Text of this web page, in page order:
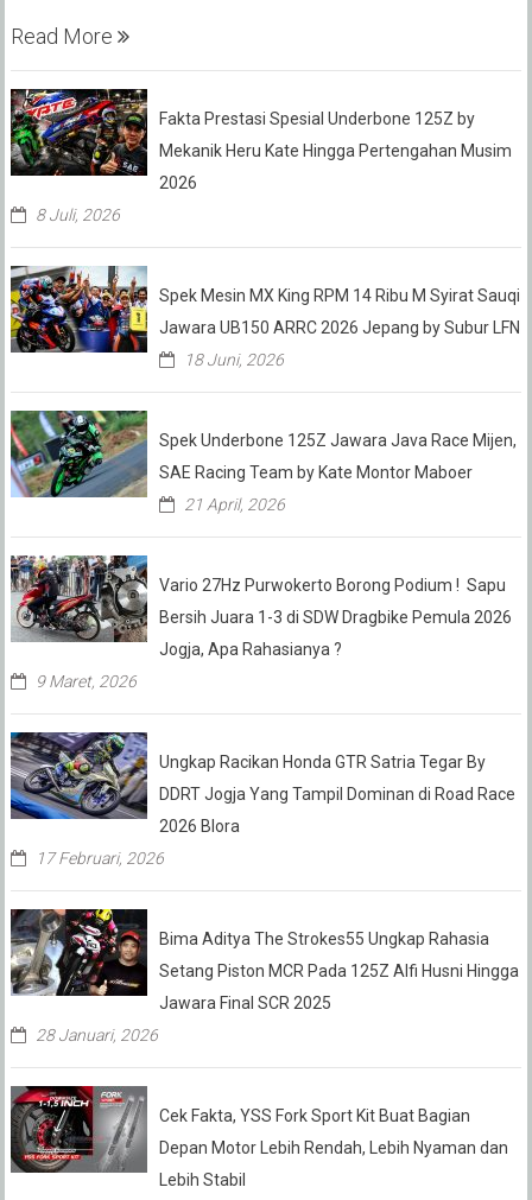
Read More
Fakta Prestasi Spesial Underbone 125Z by
Mekanik Heru Kate Hingga Pertengahan Musim
2026
8 Juli, 2026
Spek Mesin MX King RPM 14 Ribu M Syirat Sauqi
Jawara UB150 ARRC 2026 Jepang by Subur LFN
18 Juni, 2026
Spek Underbone 125Z Jawara Java Race Mijen,
SAE Racing Team by Kate Montor Maboer
21 April, 2026
Vario 27Hz Purwokerto Borong Podium ! Sapu
Bersih Juara 1-3 di SDW Dragbike Pemula 2026
Jogja, Apa Rahasianya ?
9 Maret, 2026
Ungkap Racikan Honda GTR Satria Tegar By
DDRT Jogja Yang Tampil Dominan di Road Race
2026 Blora
17 Februari, 2026
Bima Aditya The Strokes55 Ungkap Rahasia
Setang Piston MCR Pada 125Z Alfi Husni Hingga
Jawara Final SCR 2025
28 Januari, 2026
Cek Fakta, YSS Fork Sport Kit Buat Bagian
Depan Motor Lebih Rendah, Lebih Nyaman dan
Lebih Stabil